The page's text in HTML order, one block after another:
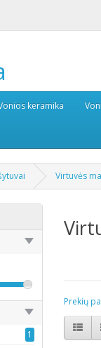
keramika
Virtuvės
1
Prekių